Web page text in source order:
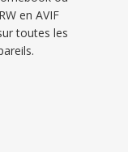
en AVIF
toutes les